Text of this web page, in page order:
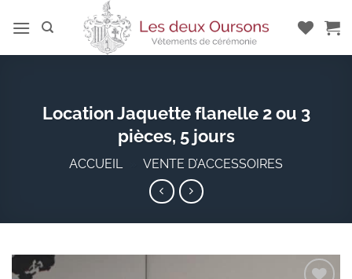
au
Location Jaquette flanelle 2 ou 3
pièces, 5 jours
ACCUEIL VENTE D’ACCESSOIRES